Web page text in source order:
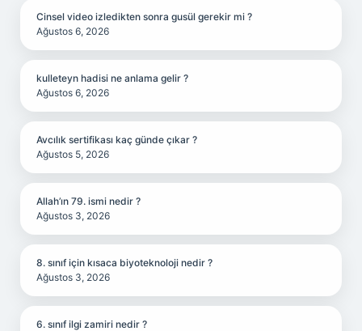
Cinsel video izledikten sonra gusül gerekir mi ?
Ağustos 6, 2026
kulleteyn hadisi ne anlama gelir ?
Ağustos 6, 2026
Avcılık sertifikası kaç günde çıkar ?
Ağustos 5, 2026
Allah’ın 79. ismi nedir ?
Ağustos 3, 2026
8. sınıf için kısaca biyoteknoloji nedir ?
Ağustos 3, 2026
6. sınıf ilgi zamiri nedir ?